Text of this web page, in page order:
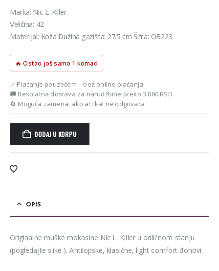
Marka: Nic L. Killer
Veličina: 42
Materijal: Koža Dužina gazišta: 27.5 cm Šifra: OB223
🔥 Ostao još samo 1 komad
✅ Plaćanje pouzećem – bez online plaćanja
🚚 Besplatna dostava za narudžbine preko 3.000 RSD
🔄 Moguća zamena, ako artikal ne odgovara
DODAJ U KORPU
Alternative:
OPIS
Originalne muške mokasine Nic L. Killer u odličnom stanju
(pogledajte slike ). Antilopske, klasične, light comfort đonovi.